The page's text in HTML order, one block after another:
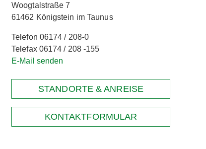
Woogtalstraße 7
61462 Königstein im Taunus
Telefon 06174 / 208-0
Telefax 06174 / 208 -155
E-Mail senden
STANDORTE & ANREISE
KONTAKTFORMULAR